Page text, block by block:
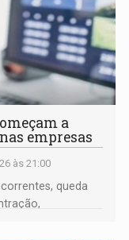
a
empresas
às 21:00
queda